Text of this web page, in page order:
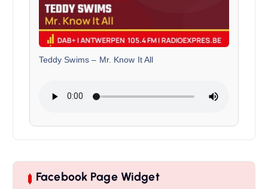
Teddy Swims – Mr. Know It All
Facebook Page Widget